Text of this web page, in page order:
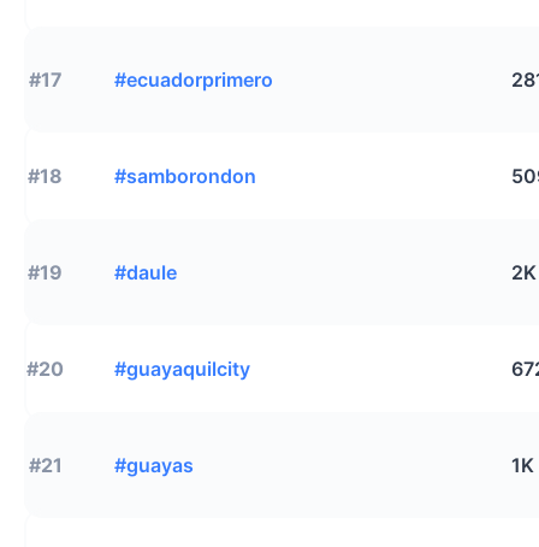
#17 #ecuadorprimero
#18 #samborondon
#19 #daule 2K
#20 #guayaquilcity
#21 #guayas 1K